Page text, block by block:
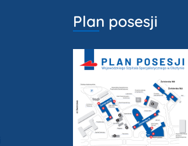
Plan posesji